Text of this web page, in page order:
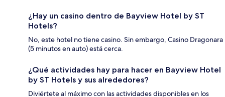
¿Hay un casino dentro de Bayview Hotel by ST
Hotels?
No, este hotel no tiene casino. Sin embargo, Casino Dragonara
(5 minutos en auto) está cerca.
¿Qué actividades hay para hacer en Bayview Hotel
by ST Hotels y sus alrededores?
Diviértete al máximo con las actividades disponibles en los